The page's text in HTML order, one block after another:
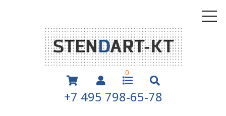
0
+7 495 798-65-78